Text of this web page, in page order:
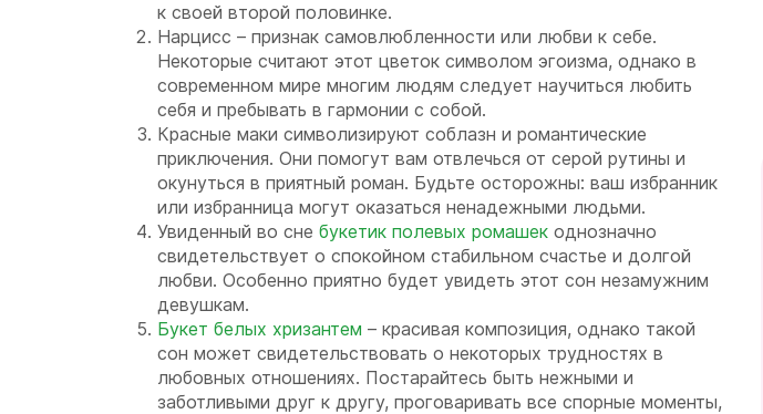
к своей второй половинке.
Нарцисс – признак самовлюбленности или любви к себе.
Некоторые считают этот цветок символом эгоизма, однако в
современном мире многим людям следует научиться любить
себя и пребывать в гармонии с собой.
Красные маки символизируют соблазн и романтические
приключения. Они помогут вам отвлечься от серой рутины и
окунуться в приятный роман. Будьте осторожны: ваш избранник
или избранница могут оказаться ненадежными людьми.
Увиденный во сне букетик полевых ромашек однозначно
свидетельствует о спокойном стабильном счастье и долгой
любви. Особенно приятно будет увидеть этот сон незамужним
девушкам.
Букет белых хризантем – красивая композиция, однако такой
сон может свидетельствовать о некоторых трудностях в
любовных отношениях. Постарайтесь быть нежными и
заботливыми друг к другу, проговаривать все спорные моменты,